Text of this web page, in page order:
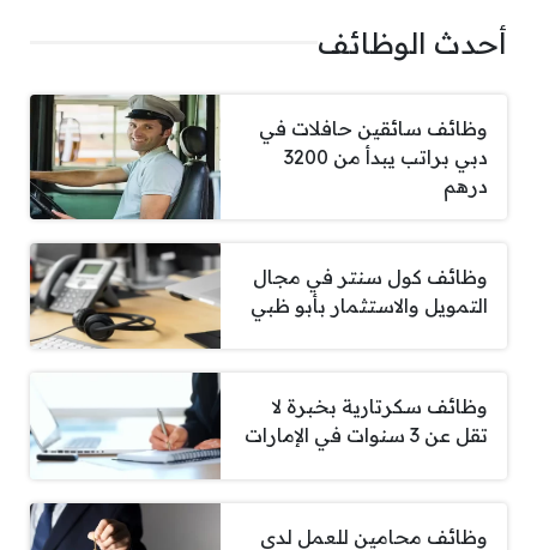
أحدث الوظائف
وظائف سائقين حافلات في
دبي براتب يبدأ من 3200
درهم
وظائف كول سنتر في مجال
التمويل والاستثمار بأبو ظبي
وظائف سكرتارية بخبرة لا
تقل عن 3 سنوات في الإمارات
وظائف محامين للعمل لدي